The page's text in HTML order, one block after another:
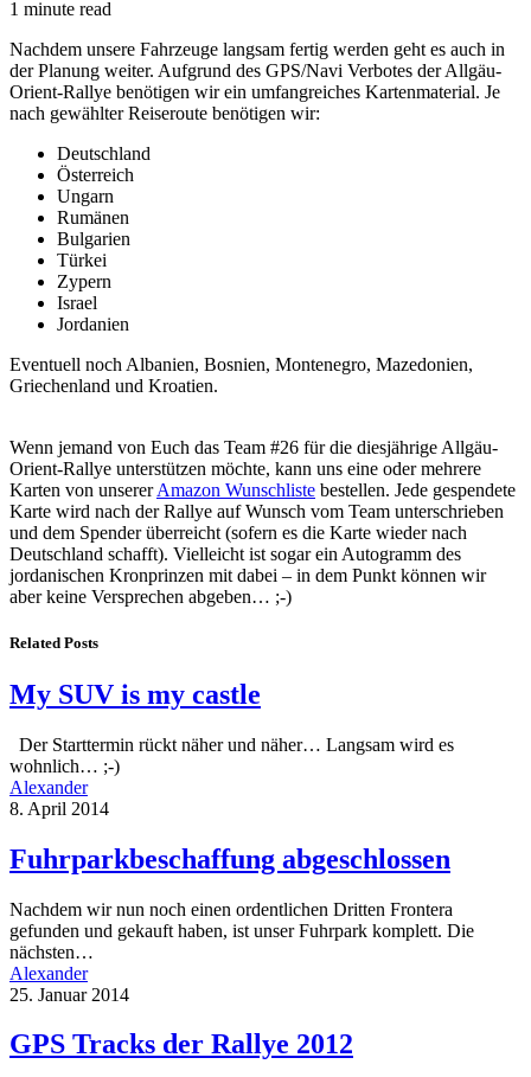
1 minute read
Nachdem unsere Fahrzeuge langsam fertig werden geht es auch in
der Planung weiter. Aufgrund des GPS/Navi Verbotes der Allgäu-
Orient-Rallye benötigen wir ein umfangreiches Kartenmaterial. Je
nach gewählter Reiseroute benötigen wir:
Deutschland
Österreich
Ungarn
Rumänen
Bulgarien
Türkei
Zypern
Israel
Jordanien
Eventuell noch Albanien, Bosnien, Montenegro, Mazedonien,
Griechenland und Kroatien.
Wenn jemand von Euch das Team #26 für die diesjährige Allgäu-
Orient-Rallye unterstützen möchte, kann uns eine oder mehrere
Karten von unsererAmazon Wunschliste bestellen. Jede gespendete
Karte wird nach der Rallye auf Wunsch vom Team unterschrieben
und dem Spender überreicht (sofern es die Karte wieder nach
Deutschland schafft). Vielleicht ist sogar ein Autogramm des
jordanischen Kronprinzen mit dabei – in dem Punkt können wir
aber keine Versprechen abgeben… ;-)
Related Posts
My SUV is my castle
Der Starttermin rückt näher und näher… Langsam wird es
wohnlich… ;-)
Alexander
8. April 2014
Fuhrparkbeschaffung abgeschlossen
Nachdem wir nun noch einen ordentlichen Dritten Frontera
gefunden und gekauft haben, ist unser Fuhrpark komplett. Die
nächsten…
Alexander
25. Januar 2014
GPS Tracks der Rallye 2012